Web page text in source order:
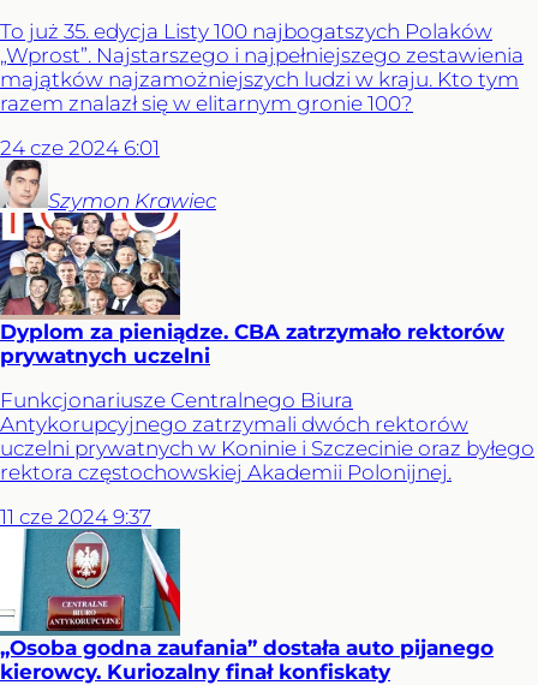
To już 35. edycja Listy 100 najbogatszych Polaków
„Wprost”. Najstarszego i najpełniejszego zestawienia
majątków najzamożniejszych ludzi w kraju. Kto tym
razem znalazł się w elitarnym gronie 100?
24 cze 2024 6:01
Szymon Krawiec
Dyplom za pieniądze. CBA zatrzymało rektorów
prywatnych uczelni
Funkcjonariusze Centralnego Biura
Antykorupcyjnego zatrzymali dwóch rektorów
uczelni prywatnych w Koninie i Szczecinie oraz byłego
rektora częstochowskiej Akademii Polonijnej.
11 cze 2024 9:37
„Osoba godna zaufania” dostała auto pijanego
kierowcy. Kuriozalny finał konfiskaty